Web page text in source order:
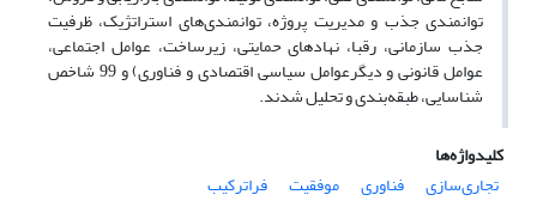
توانمندی جذب و مدیریت پروژه، توانمندی‌های استراتژیک، ظرفیت
جذب سازمانی، رقبا، نهادهای حمایتی، زیرساخت، عوامل اجتماعی،
عوامل قانونی و دیگرعوامل سیاسی اقتصادی و فناوری) و 99 شاخص
شناسایی، طبقه‌بندی و تحلیل شدند.
کلیدواژه‌ها
تجاری‌سازی
فناوری موفقیت فراترکیب